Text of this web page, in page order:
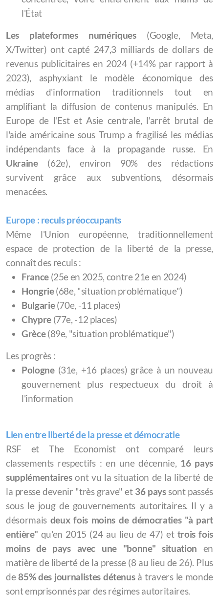
l'État
Les plateformes numériques(Google, Meta,
X/Twitter) ont capté 247,3 milliards de dollars de
revenus publicitaires en 2024 (+14% par rapport à
2023), asphyxiant le modèle économique des
médias d'information traditionnels tout en
amplifiant la diffusion de contenus manipulés. En
Europe de l'Est et Asie centrale, l'arrêt brutal de
l'aide américaine sous Trump a fragilisé les médias
indépendants face à la propagande russe. En
Ukraine(62e), environ 90% des rédactions
survivent grâce aux subventions, désormais
menacées.
Europe : reculs préoccupants
Même l'Union européenne, traditionnellement
espace de protection de la liberté de la presse,
connaît des reculs :
France(25e en 2025, contre 21e en 2024)
Hongrie(68e, "situation problématique")
Bulgarie(70e, -11 places)
Chypre(77e, -12 places)
Grèce(89e, "situation problématique")
Les progrès :
Pologne(31e, +16 places) grâce à un nouveau
gouvernement plus respectueux du droit à
l'information
Lien entre liberté de la presse et démocratie
RSF et The Economist ont comparé leurs
classements respectifs : en une décennie, 16 pays
supplémentairesont vu la situation de la liberté de
la presse devenir "très grave" et 36 payssont passés
sous le joug de gouvernements autoritaires. Il y a
désormais deux fois moins de démocraties "à part
entière" qu'en 2015 (24 au lieu de 47) et trois fois
moins de pays avec une "bonne" situation en
matière de liberté de la presse (8 au lieu de 26). Plus
de85% des journalistes détenusà travers le monde
sont emprisonnés par des régimes autoritaires.